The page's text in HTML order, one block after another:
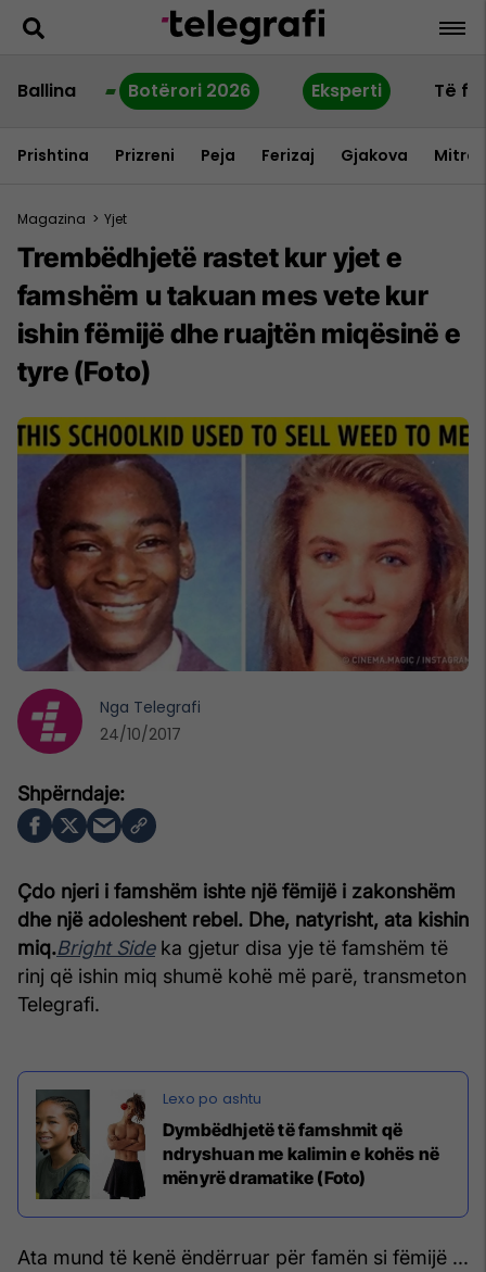
Ballina Botërori 2026 Eksperti Të
Prishtina Prizreni Peja Ferizaj Gjakova
Magazina > Yjet
Trembëdhjetë rastet kur yjet e
famshëm u takuan mes vete kur
ishin fëmijë dhe ruajtën miqësinë e
tyre (Foto)
Çdo njeri i famshëm ishte një fëmijë i zakonshëm
dhe një adoleshent rebel. Dhe, natyrisht, ata kishin
miq.Bright Sideka gjetur disa yje të famshëm të
rinj që ishin miq shumë kohë më parë, transmeton
Telegrafi.
Dymbëdhjetë të famshmit që
ndryshuan me kalimin e kohës në
mënyrë dramatike (Foto)
Ata mund të kenë ëndërruar për famën si fëmijë ...
Nga Telegrafi
24/10/2017